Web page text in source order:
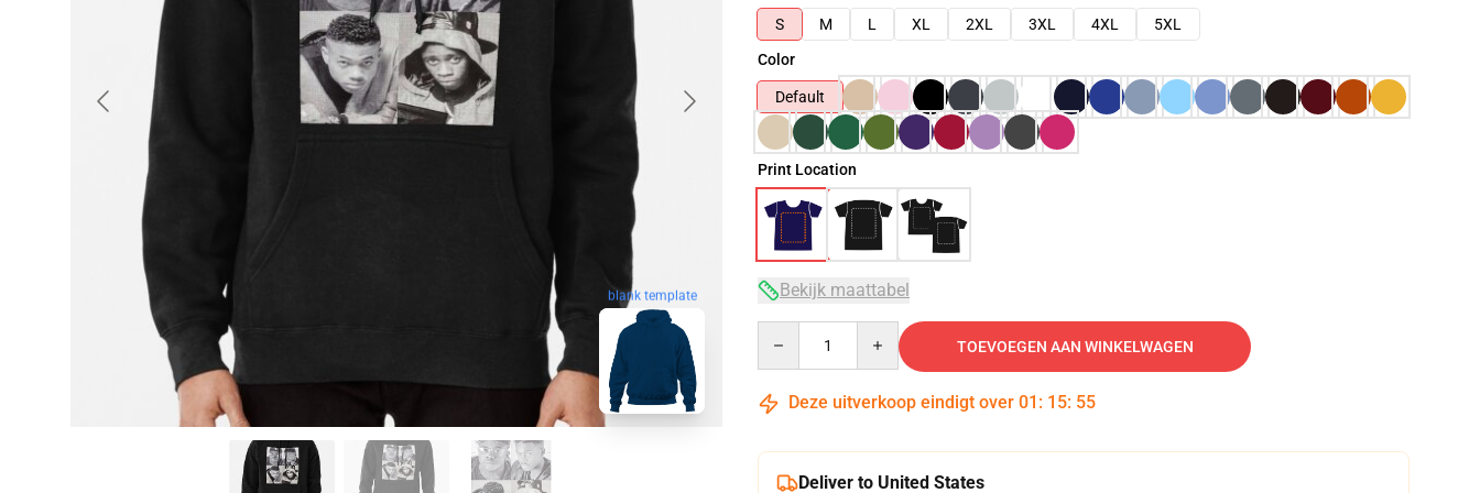
blank template
S M L XL 2XL 3XL 4XL
5XL
Color
Default
Print Location
Bekijk maattabel
TOEVOEGEN AAN WINKELWAGEN
Deze uitverkoop eindigt over 01 : 15: 54
Deliver to United States